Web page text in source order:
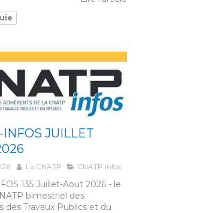
JUILLET
La CNATP CNATP infos
135 Juillet-Aout 2026 - le
bimestriel des
des Travaux Publics et du